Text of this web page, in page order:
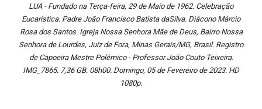
LUA - Fundado na Terça-feira, 29 de Maio de 1962. Celebração
Eucarística. Padre João Francisco Batista daSilva. Diácono Márcio
Rosa dos Santos. Igreja Nossa Senhora Mãe de Deus, Bairro Nossa
Senhora de Lourdes, Juiz de Fora, Minas Gerais/MG, Brasil. Registro
de Capoeira Mestre Polêmico - Professor João Couto Teixeira.
IMG_7865. 7,36 GB. 08h00. Domingo, 05 de Fevereiro de 2023. HD
1080p.